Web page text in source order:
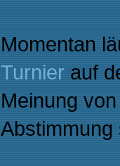
Momentan
Turnier auf
Meinung